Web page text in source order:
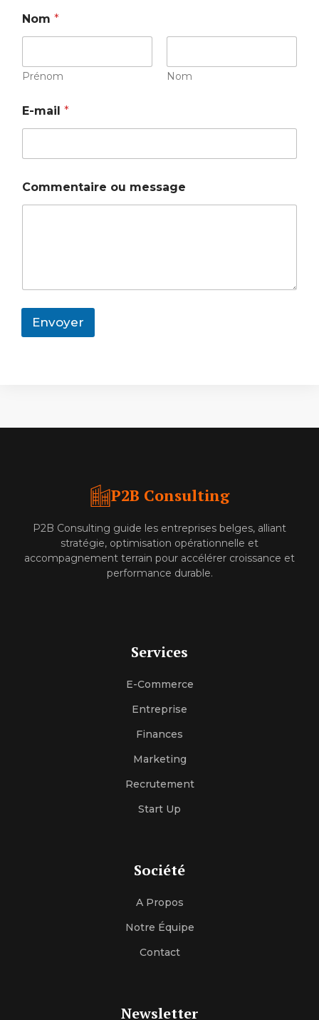
Nom *
Prénom Nom
E-mail *
m
e
Commentaire ou message
Envoyer
P2B Consulting
P2B Consulting guide les entreprises belges, alliant
stratégie, optimisation opérationnelle et
accompagnement terrain pour accélérer croissance et
performance durable.
Services
E-Commerce
Entreprise
Finances
Marketing
Recrutement
Start Up
Société
A Propos
Notre Équipe
Contact
Newsletter